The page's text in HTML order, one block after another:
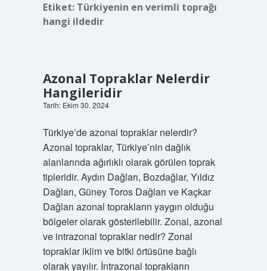
Etiket: Türkiyenin en verimli toprağı
hangi ildedir
Azonal Topraklar Nelerdir
Hangileridir
Tarih: Ekim 30, 2024
Türkiye’de azonal topraklar nelerdir?
Azonal topraklar, Türkiye’nin dağlık
alanlarında ağırlıklı olarak görülen toprak
tipleridir. Aydın Dağları, Bozdağlar, Yıldız
Dağları, Güney Toros Dağları ve Kaçkar
Dağları azonal toprakların yaygın olduğu
bölgeler olarak gösterilebilir. Zonal, azonal
ve intrazonal topraklar nedir? Zonal
topraklar iklim ve bitki örtüsüne bağlı
olarak yayılır. İntrazonal toprakların